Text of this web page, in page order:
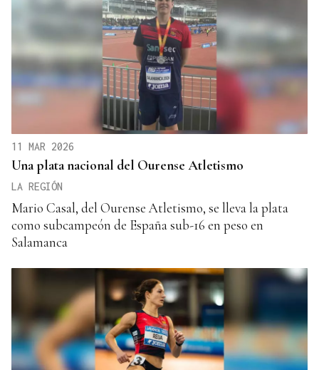
11 MAR 2026
Una plata nacional del Ourense Atletismo
LA REGIÓN
Mario Casal, del Ourense Atletismo, se lleva la plata
como subcampeón de España sub-16 en peso en
Salamanca